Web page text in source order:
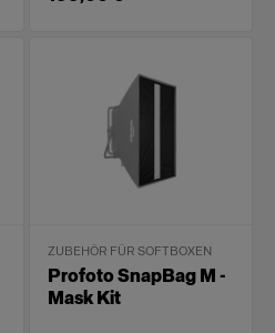
ZUBEHÖR FÜR SOFTBOXEN
Profoto SnapBag M -
Mask Kit